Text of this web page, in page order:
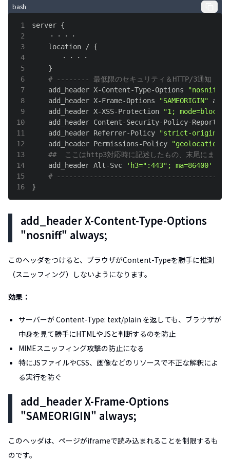
bash
1 server {
2
3
    location /
{
4
5
}
6
# -------- 最低限のセキュリティ＆HTTP/3通知
7
    add_header X-Content-Type-Options
"nosniff"
8
    add_header X-Frame-Options
"SAMEORIGIN"
9
    add_header X-XSS-Protection
"1; mode=block"
10
add_header Content-Security-Policy-Report-
11
    add_header Referrer-Policy
"strict-origin-
12
    add_header Permissions-Policy
13
##  ここはhttp3対応時に記述したもの、末尾にまとめ
14
    add_header Alt-Svc
'h3=":443"; ma=86400'
15
#
16
}
add_header X-Content-Type-Options
"nosniff" always;
このヘッダをつけると、ブラウザがContent-Typeを勝手に推測
（スニッフィング）しないようになります。
効果：
サーバーが Content-Type: text/plain を返しても、ブラウザが
中身を見て勝手にHTMLやJSと判断するのを防止
MIMEスニッフィング攻撃の防止になる
特にJSファイルやCSS、画像などのリソースで不正な解釈によ
る実行を防ぐ
add_header X-Frame-Options
"SAMEORIGIN" always;
このヘッダは、ページがiframeで読み込まれることを制限するも
のです。